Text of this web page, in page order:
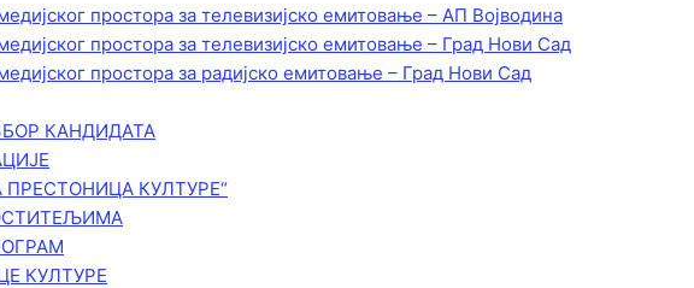
простора за телевизијско емитовање – АП Војводинa
простора за телевизијско емитовање – Град Нови Сад
простора за радијско емитовање – Град Нови Сад
КАНДИДАТА
КУЛТУРЕ“
КУЛТУРЕ